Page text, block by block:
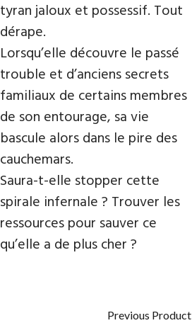
tyran jaloux et possessif. Tout
dérape.
Lorsqu’elle découvre le passé
trouble et d’anciens secrets
familiaux de certains membres
de son entourage, sa vie
bascule alors dans le pire des
cauchemars.
Saura-t-elle stopper cette
spirale infernale ? Trouver les
ressources pour sauver ce
qu’elle a de plus cher ?
Previous Product